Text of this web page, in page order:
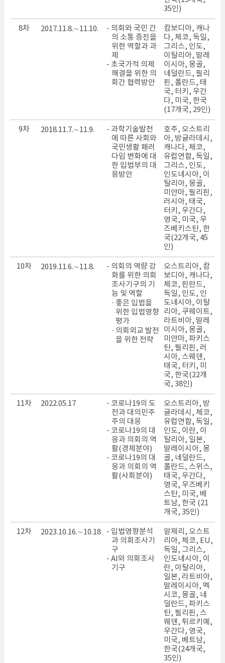
35인)
8차 2017.11.8.∼11.10.
- 의회와 국민 간
의 소통 증진을
위한 역할과 과
제
- 초국가적 의제
해결을 위한 의
회간 협력방안
캄보디아, 캐나
다, 체코, 독일,
그리스, 인도,
이탈리아, 말레
이시아, 몽골,
네덜란드, 필리
핀, 폴란드, 태
국, 터키, 우간
다, 미국, 한국
(17개국, 29인)
9차 2018.11.7.∼11.9.
- 과학기술발전
에 따른 사회와
국민생활 패러
다임 변화에 대
한 입법부의 대
응방안
호주, 오스트리
아, 방글라데시,
캐나다, 체코,
유럽연합, 독일,
그리스, 인도,
인도네시아, 이
탈리아, 몽골,
미얀마, 필리핀,
러시아, 태국,
터키, 우간다,
영국, 미국, 우
즈베키스탄, 한
국(22개국, 45
인)
10차 2019.11.6.∼11.8.
- 의회의 역량 강
화를 위한 의회
조사기구의 기
능 및 역할
· 좋은 입법을
위한 입법영향
평가
· 의회외교 발전
을 위한 전략
오스트리아, 캄
보디아, 캐나다,
체코, 핀란드,
독일, 인도, 인
도네시아, 이탈
리아, 쿠웨이트,
라트비아, 말레
이시아, 몽골,
미얀마, 파키스
탄, 필리핀, 러
시아, 스웨덴,
태국, 터키, 미
국, 한국(22개
국, 38인)
11차 2022.05.17
- 코로나19의 도
전과 대의민주
주의 대응
- 코로나19의 대
응과 의회의 역
활(경제분야)
- 코로나19의 대
응과 의회의 역
활(사회분야)
오스트리아, 방
글라데시, 체코,
유럽연합, 독일,
인도, 이란, 이
탈리아, 일본,
말레이시아, 몽
골, 네덜란드,
폴란드, 스위스,
태국, 우간다,
영국, 우즈베키
스탄, 미국, 베
트남, 한국 (21
개국, 35인)
12차 2023.10.16.∼10.18
- 입법영향분석
과 의회조사기
구
- AI와 의회조사
기구
알제리, 오스트
리아, 체코, EU,
독일, 그리스,
인도네시아, 이
란, 이탈리아,
일본, 라트비아,
말레이시아, 멕
시코, 몽골, 네
덜란드, 파키스
탄, 필리핀, 스
웨덴, 튀르키예,
우간다, 영국,
미국, 베트남,
한국(24개국,
35인)